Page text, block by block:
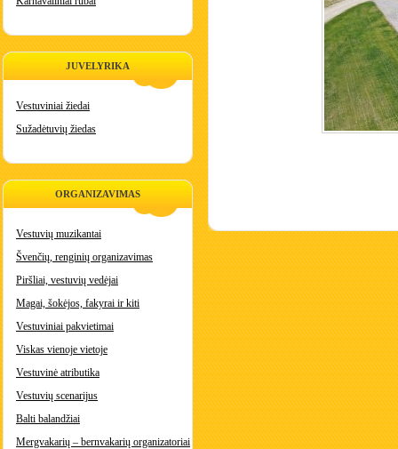
JUVELYRIKA
Vestuviniai žiedai
Sužadėtuvių žiedas
ORGANIZAVIMAS
Vestuvių muzikantai
Švenčių, renginių organizavimas
Piršliai, vestuvių vedėjai
Magai, šokėjos, fakyrai ir kiti
Vestuviniai pakvietimai
Viskas vienoje vietoje
Vestuvinė atributika
Vestuvių scenarijus
Balti balandžiai
Mergvakarių – bernvakarių organizatoriai